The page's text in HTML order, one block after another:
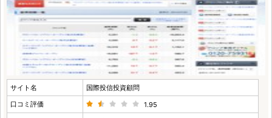
サイト名
国際投信投資顧問
口コミ評価
1.95